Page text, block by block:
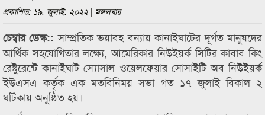
প্রকাশিত: ১৯. জুলাই. ২০২২ | মঙ্গলবার
চেম্বার ডেস্ক::সাম্প্রতিক ভয়াবহ বন্যায় কানাইঘাটের দূর্গত মানুষদের
আর্থিক সহযোগিতার লক্ষ্যে, আমেরিকার নিউইয়র্ক সিটির কাবাব কিং
রেষ্টুরেন্টে কানাইঘাট স্যোসাল ওয়েলফেয়ার সোসাইটি অব নিউইয়র্ক
ইউএসএ কর্তৃক এক মতবিনিময় সভা গত ১৭ জুলাই বিকাল ২
ঘটিকায় অনুষ্ঠিত হয়।